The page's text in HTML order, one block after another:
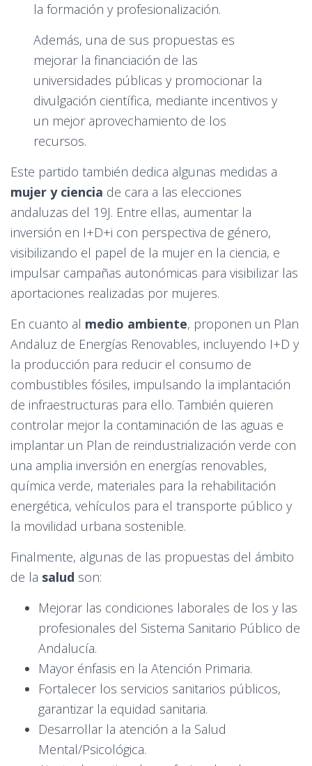
la formación y profesionalización.
Además, una de sus propuestas es
mejorar la financiación de las
universidades públicas y promocionar la
divulgación científica, mediante incentivos y
un mejor aprovechamiento de los
recursos.
Este partido también dedica algunas medidas a
mujer y ciencia de cara a las elecciones
andaluzas del 19J. Entre ellas, aumentar la
inversión en I+D+i con perspectiva de género,
visibilizando el papel de la mujer en la ciencia, e
impulsar campañas autonómicas para visibilizar las
aportaciones realizadas por mujeres.
En cuanto al medio ambiente, proponen un Plan
Andaluz de Energías Renovables, incluyendo I+D y
la producción para reducir el consumo de
combustibles fósiles, impulsando la implantación
de infraestructuras para ello. También quieren
controlar mejor la contaminación de las aguas e
implantar un Plan de reindustrialización verde con
una amplia inversión en energías renovables,
química verde, materiales para la rehabilitación
energética, vehículos para el transporte público y
la movilidad urbana sostenible.
Finalmente, algunas de las propuestas del ámbito
de la salud son:
Mejorar las condiciones laborales de los y las
profesionales del Sistema Sanitario Público de
Andalucía.
Mayor énfasis en la Atención Primaria.
Fortalecer los servicios sanitarios públicos,
garantizar la equidad sanitaria.
Desarrollar la atención a la Salud
Mental/Psicológica.